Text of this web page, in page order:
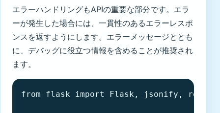
エラーハンドリングもAPIの重要な部分です。エラ
ーが発生した場合には、一貫性のあるエラーレスポ
ンスを返すようにします。エラーメッセージととも
に、デバッグに役立つ情報を含めることが推奨され
ます。
from flask import Flask, jsonify,